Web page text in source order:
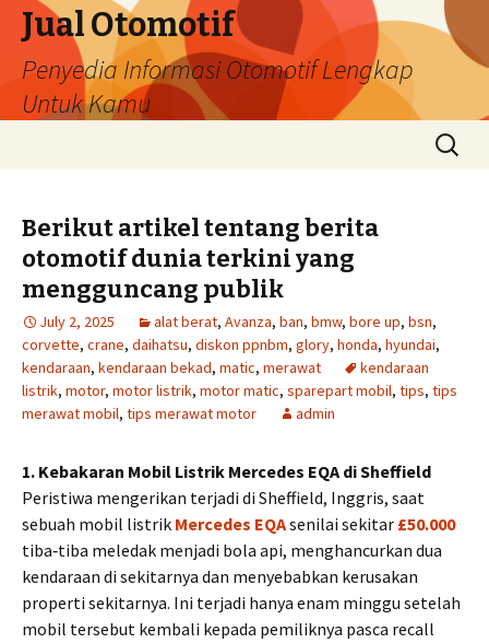
Jual Otomotif
Penyedia Informasi Otomotif Lengkap
Untuk Kamu
Search
for:
Berikut artikel tentang berita
otomotif dunia terkini yang
mengguncang publik
July 2, 2025 alat berat, Avanza, ban, bmw, bore up, bsn,
corvette, crane, daihatsu, diskon ppnbm, glory, honda, hyundai,
kendaraan, kendaraan bekad, matic, merawat
kendaraan
listrik, motor, motor listrik, motor matic, sparepart mobil, tips, tips
merawat mobil, tips merawat motor admin
1. Kebakaran Mobil Listrik Mercedes EQA di Sheffield
Peristiwa mengerikan terjadi di Sheffield, Inggris, saat
sebuah mobil listrik Mercedes EQAsenilai sekitar £50.000
tiba‑tiba meledak menjadi bola api, menghancurkan dua
kendaraan di sekitarnya dan menyebabkan kerusakan
properti sekitarnya. Ini terjadi hanya enam minggu setelah
mobil tersebut kembali kepada pemiliknya pasca recall